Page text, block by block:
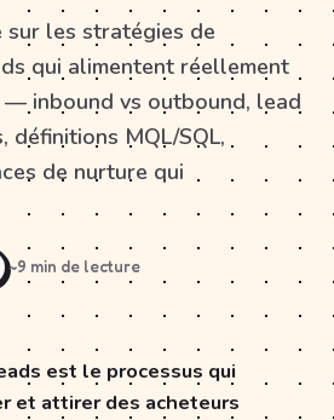
sur les stratégies de
qui alimentent réellement
inbound vs outbound, lead
définitions MQL/SQL,
de nurture qui
~9 min de lecture
est le processus qui
et attirer des acheteurs